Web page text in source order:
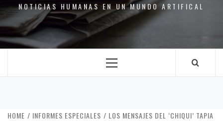
NOTICIAS HUMANAS EN UN MUNDO ARTIFICAL
HOME INFORMES ESPECIALES
LOS MENSAJES DEL ‘CHIQUI’ TAPIA